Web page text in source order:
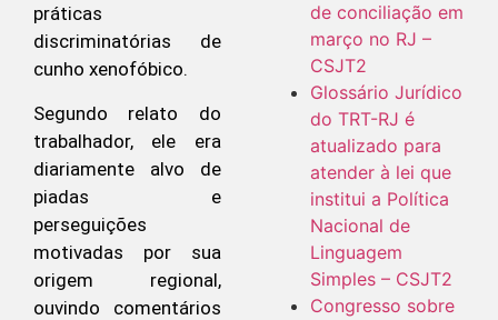
práticas
discriminatórias de
cunho xenofóbico.
Segundo relato do
trabalhador, ele era
diariamente alvo de
piadas e
perseguições
motivadas por sua
origem regional,
ouvindo comentários
de conciliação em
março no RJ –
CSJT2
Glossário Jurídico
do TRT-RJ é
atualizado para
atender à lei que
institui a Política
Nacional de
Linguagem
Simples – CSJT2
Congresso sobre